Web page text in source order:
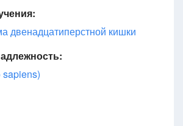
двенадцатиперстной кишки
sapiens)